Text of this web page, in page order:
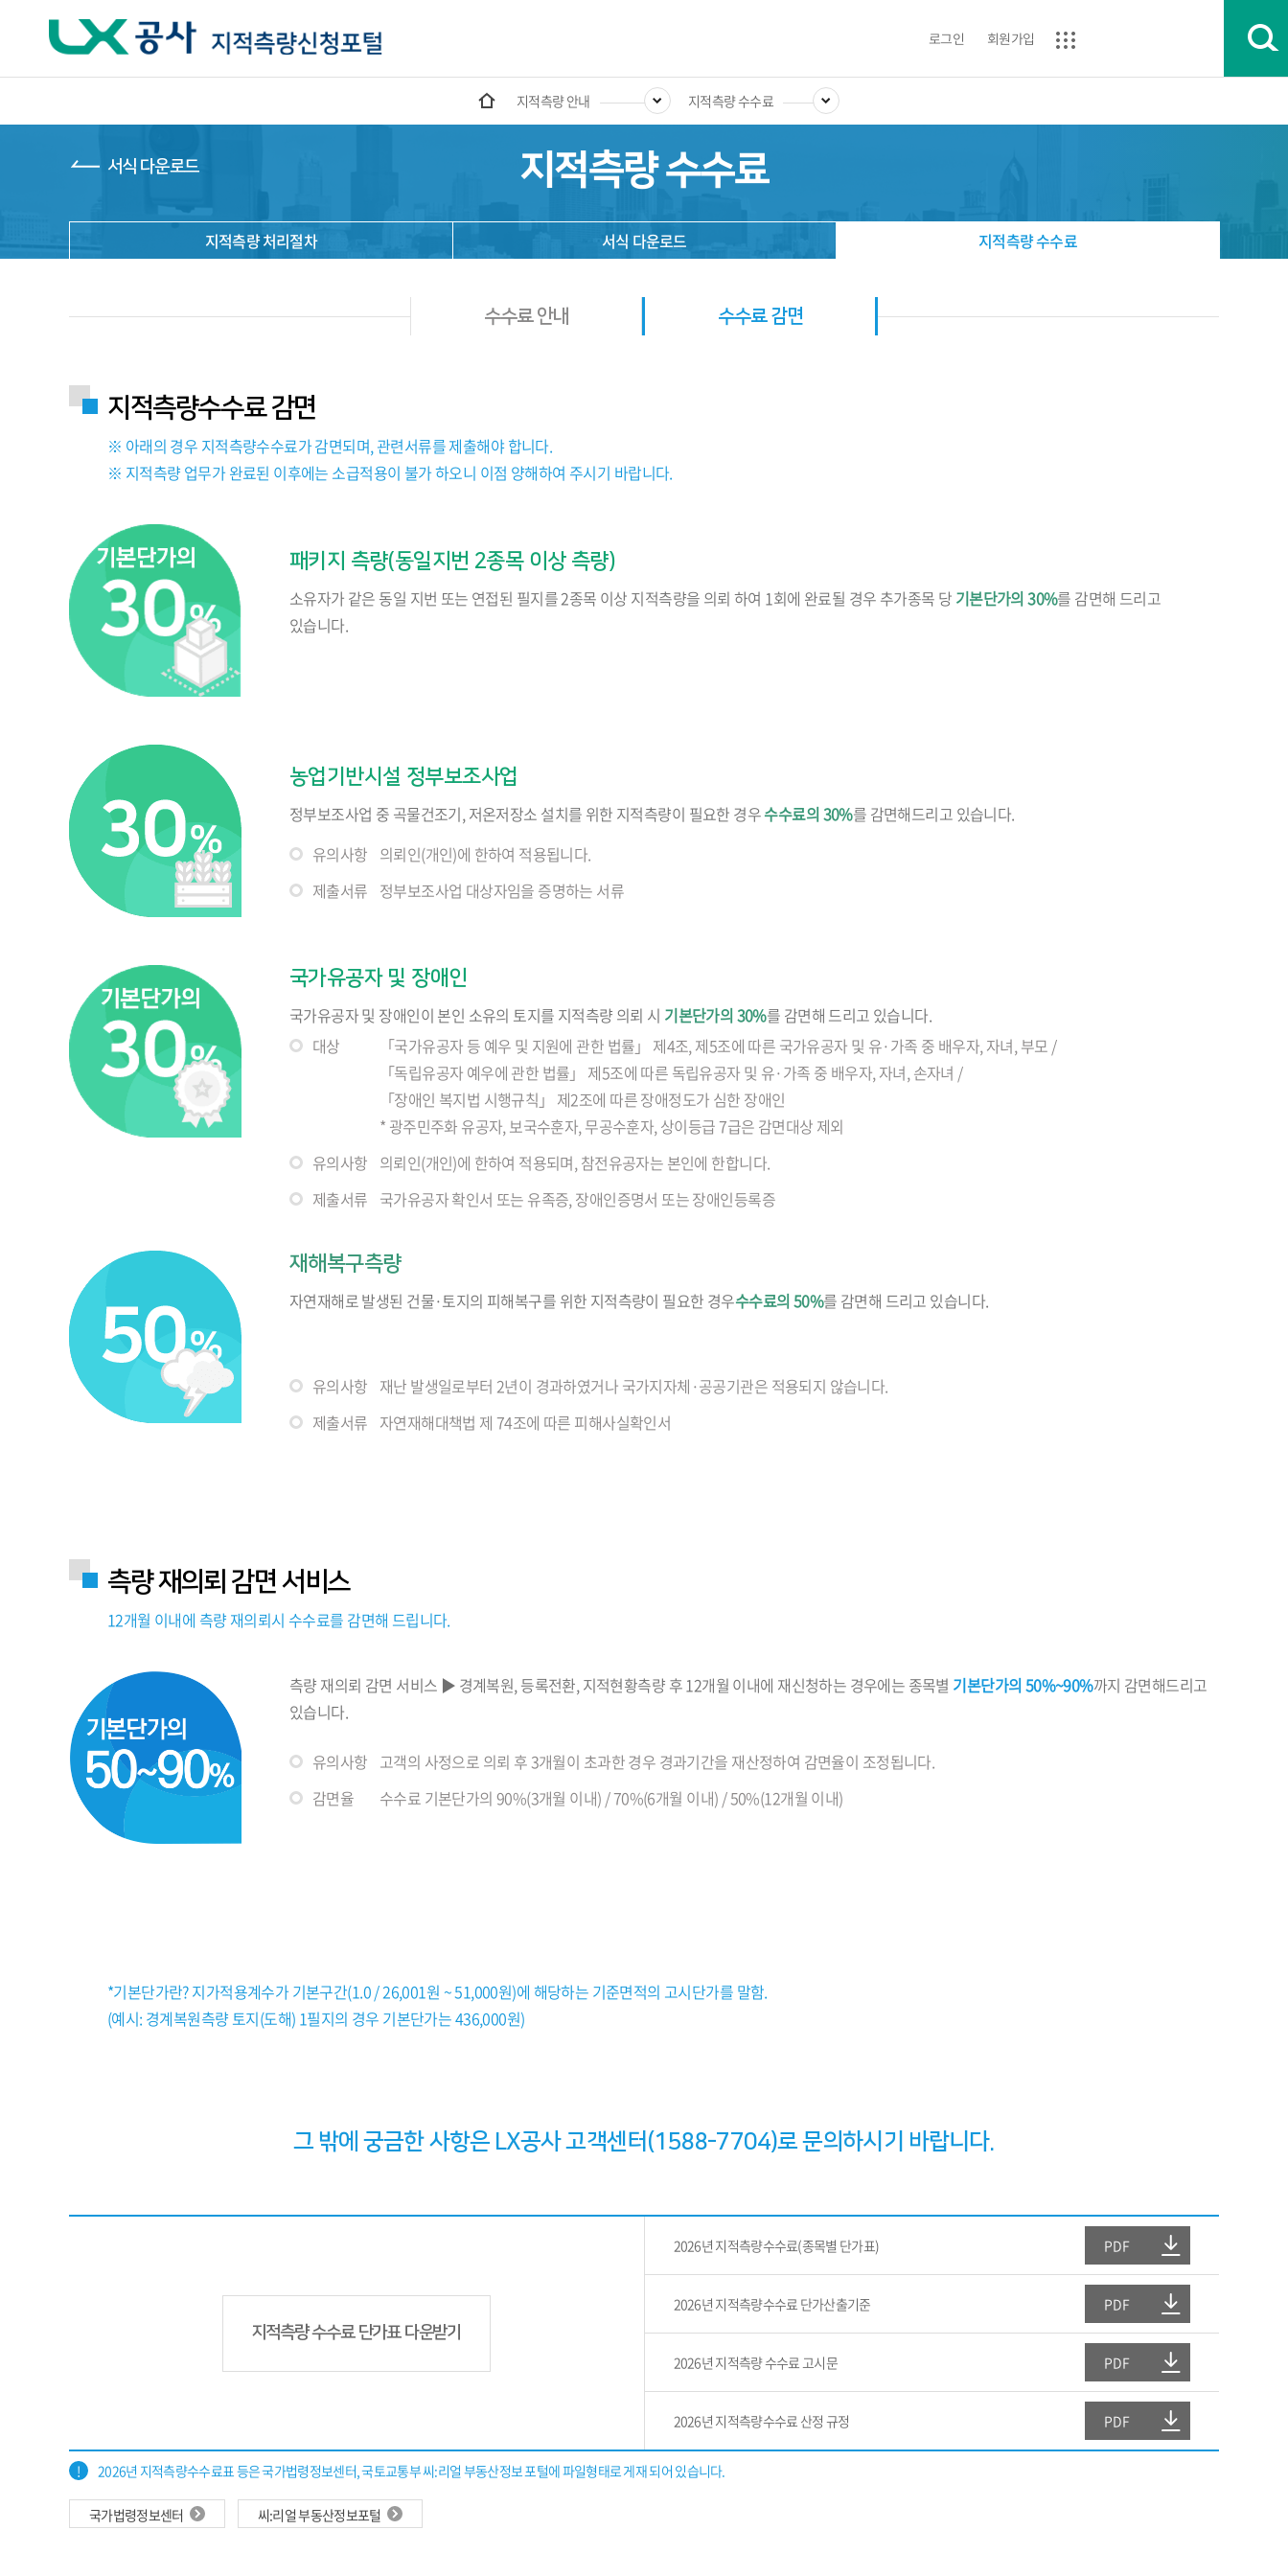
로그인 회원가입
지적측량 안내 지적측량 수수료
지적측량 수수료
서식 다운로드
지적측량 처리절차 서식 다운로드 지적측량 수수료
수수료 안내 수수료 감면
지적측량수수료 감면
※ 아래의 경우 지적측량수수료가 감면되며, 관련서류를 제출해야 합니다.
※ 지적측량 업무가 완료된 이후에는 소급적용이 불가 하오니 이점 양해하여 주시기 바랍니다.
패키지 측량(동일지번 2종목 이상 측량)
소유자가 같은 동일 지번 또는 연접된 필지를 2종목 이상 지적측량을 의뢰 하여 1회에 완료될 경우 추가종목 당 기본단가의 30%를 감면해 드리고
있습니다.
농업기반시설 정부보조사업
정부보조사업 중 곡물건조기, 저온저장소 설치를 위한 지적측량이 필요한 경우수수료의 30%를 감면해드리고 있습니다.
유의사항 의뢰인(개인)에 한하여 적용됩니다.
제출서류 정부보조사업 대상자임을 증명하는 서류
국가유공자 및 장애인
국가유공자 및 장애인이 본인 소유의 토지를 지적측량 의뢰 시 기본단가의 30%를 감면해 드리고 있습니다.
대상
「국가유공자 등 예우 및 지원에 관한 법률」 제4조, 제5조에 따른 국가유공자 및 유·가족 중 배우자, 자녀, 부모 /
「독립유공자 예우에 관한 법률」 제5조에 따른 독립유공자 및 유·가족 중 배우자, 자녀, 손자녀 /
「장애인 복지법 시행규칙」 제2조에 따른 장애정도가 심한 장애인
* 광주민주화 유공자, 보국수훈자, 무공수훈자, 상이등급 7급은 감면대상 제외
유의사항 의뢰인(개인)에 한하여 적용되며, 참전유공자는 본인에 한합니다.
제출서류 국가유공자 확인서 또는 유족증, 장애인증명서 또는 장애인등록증
재해복구측량
자연재해로 발생된 건물·토지의 피해복구를 위한 지적측량이 필요한 경우수수료의 50%를 감면해 드리고 있습니다.
유의사항 재난 발생일로부터 2년이 경과하였거나 국가지자체·공공기관은 적용되지 않습니다.
제출서류 자연재해대책법 제 74조에 따른 피해사실확인서
측량 재의뢰 감면 서비스
12개월 이내에 측량 재의뢰시 수수료를 감면해 드립니다.
측량 재의뢰 감면 서비스 ▶ 경계복원, 등록전환, 지적현황측량 후 12개월 이내에 재신청하는 경우에는 종목별 기본단가의 50%~90%까지 감면해드리고
있습니다.
유의사항 고객의 사정으로 의뢰 후 3개월이 초과한 경우 경과기간을 재산정하여 감면율이 조정됩니다.
감면율
수수료 기본단가의 90%(3개월 이내) / 70%(6개월 이내) / 50%(12개월 이내)
*기본단가란? 지가적용계수가 기본구간(1.0 / 26,001원 ~ 51,000원)에 해당하는 기준면적의 고시단가를 말함.
(예시: 경계복원측량 토지(도해) 1필지의 경우 기본단가는 436,000원)
그 밖에 궁금한 사항은 LX공사 고객센터(1588-7704)로 문의하시기 바랍니다.
지적측량 수수료 단가표 다운받기
2026년 지적측량수수료(종목별 단가표) PDF
2026년 지적측량수수료 단가산출기준 PDF
2026년 지적측량 수수료 고시문 PDF
2026년 지적측량수수료 산정 규정 PDF
2026년 지적측량수수료표 등은 국가법령정보센터, 국토교통부 씨:리얼 부동산정보 포털에 파일형태로 게재 되어 있습니다.
국가법령정보센터 씨:리얼 부동산정보포털